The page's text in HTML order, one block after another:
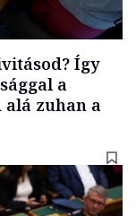
Így
a
zuhan a